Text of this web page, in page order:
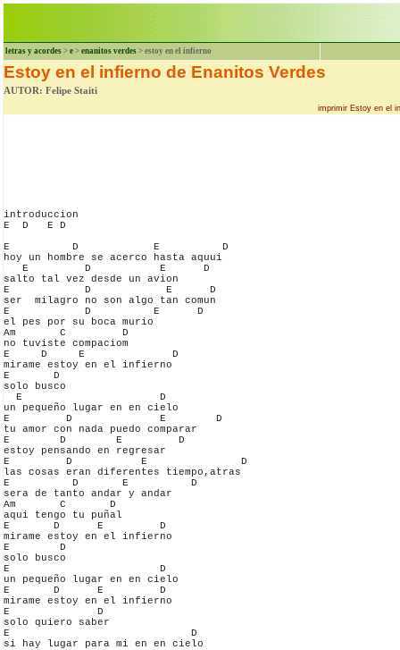
letras y acordes > e > enanitos verdes > estoy en el infierno
Estoy en el infierno de Enanitos Verdes
AUTOR: Felipe Staiti
imprimir Estoy en el
introduccion
E  D   E D
E          D            E          D
hoy un hombre se acerco hasta aquui
   E         D           E      D
salto tal vez desde un avion
E            D            E      D
ser  milagro no son algo tan comun
E            D          E      D
el pes por su boca murio
Am       C         D
no tuviste compaciom
E     D     E              D
mirame estoy en el infierno
E       D
solo busco
  E                      D
un pequeño lugar en en cielo
E         D              E        D
tu amor con nada puedo comparar
E        D        E         D
estoy pensando en regresar
E         D           E               D
las cosas eran diferentes tiempo,atras
E          D       E          D
sera de tanto andar y andar
Am       C       D
aqui tengo tu puñal
E       D      E         D
mirame estoy en el infierno
E        D
solo busco
E                        D
un pequeño lugar en en cielo
E       D      E         D
mirame estoy en el infierno
E              D
solo quiero saber
E                             D
si hay lugar para mi en en cielo